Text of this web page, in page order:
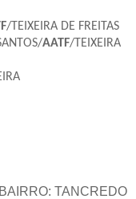
/TEIXEIRA DE FREITAS
AATF/TEIXEIRA
BAIRRO: TANCREDO